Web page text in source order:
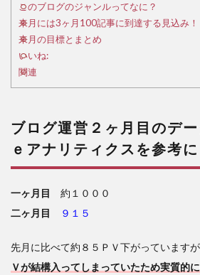
（Ｇ
ｏｏ
ｇｌ
ｅア
ナリ
クス
を参
考に
して
す）
2
ブロ
グの
このブログのジャンルってなに？
来月には3ヶ月100記事に到達する見込み！
来月の目標とまとめ
いいね:
関連
ブログ運営２ヶ月目のデー
ｅアナリティクスを参考に
一ヶ月目
約１０００
二ヶ月目
９１５
先月に比べて約８５ＰＶ下がっていますが
Ｖが結構入ってしまっていたため実質的